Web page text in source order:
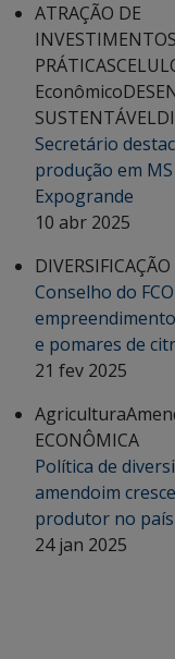
ATRAÇÃO DE
INVESTIMENTOS
PRÁTICAS
Econômico
SUSTENTÁVEL
Secretário
produção em
Expogrande
10 abr 2025
Conselho do
e pomares de
21 fev 2025
Agricultura
ECONÔMICA
Política de
amendoim
produtor no país
24 jan 2025